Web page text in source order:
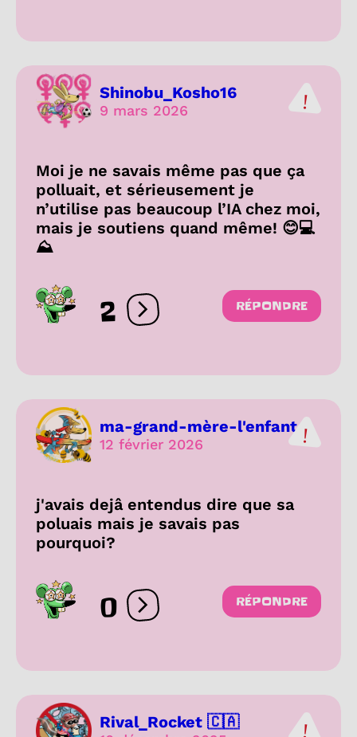
Shinobu_Kosho16
9 mars 2026
Moi je ne savais même pas que ça
polluait, et sérieusement je
n’utilise pas beaucoup l’IA chez moi,
mais je soutiens quand même! 😊💻
⛰️
2 Ouvrir les réactions
RÉPONDRE
ma-grand-mère-l'enfant
12 février 2026
j'avais dejâ entendus dire que sa
poluais mais je savais pas
pourquoi?
0 Ouvrir les réactions
RÉPONDRE
Rival_Rocket 🇨🇦